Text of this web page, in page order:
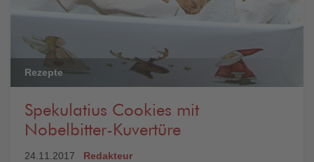
Rezepte
Spekulatius Cookies mit
Nobelbitter-Kuvertüre
24.11.2017 Redakteur